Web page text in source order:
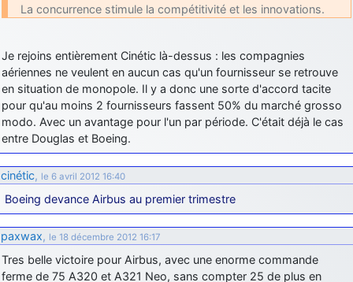
La concurrence stimule la compétitivité et les innovations.
Je rejoins entièrement Cinétic là-dessus : les compagnies
aériennes ne veulent en aucun cas qu'un fournisseur se retrouve
en situation de monopole. Il y a donc une sorte d'accord tacite
pour qu'au moins 2 fournisseurs fassent 50% du marché grosso
modo. Avec un avantage pour l'un par période. C'était déjà le cas
entre Douglas et Boeing.
cinétic, le 6 avril 2012 16:40
Boeing devance Airbus au premier trimestre
paxwax, le 18 décembre 2012 16:17
Tres belle victoire pour Airbus, avec une enorme commande
ferme de 75 A320 et A321 Neo, sans compter 25 de plus en